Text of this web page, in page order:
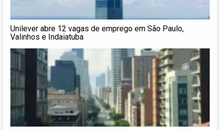
Unilever abre 12 vagas de emprego em São Paulo,
Valinhos e Indaiatuba